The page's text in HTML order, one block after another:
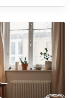
může být